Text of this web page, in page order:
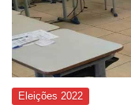
Eleições 2022